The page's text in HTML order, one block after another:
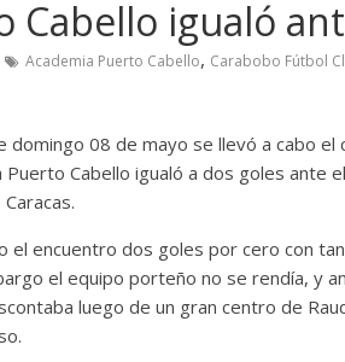
Cabello igualó
Academia Puerto Cabello, Carabobo Fútbol
domingo 08 de mayo se llevó a cabo el
Cabello igualó a dos goles ante
el encuentro dos goles por cero con
el equipo porteño no se rendía, y
luego de un gran centro de